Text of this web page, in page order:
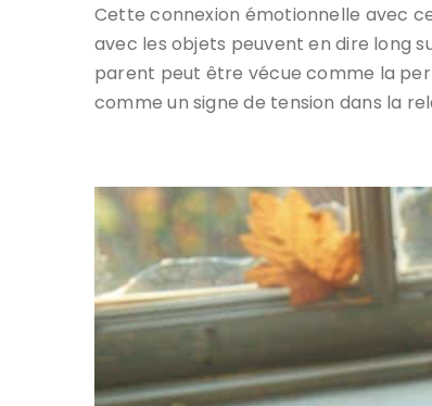
Cette connexion émotionnelle avec
avec les objets peuvent en dire long
parent peut être vécue comme la
comme un signe de tension dans la